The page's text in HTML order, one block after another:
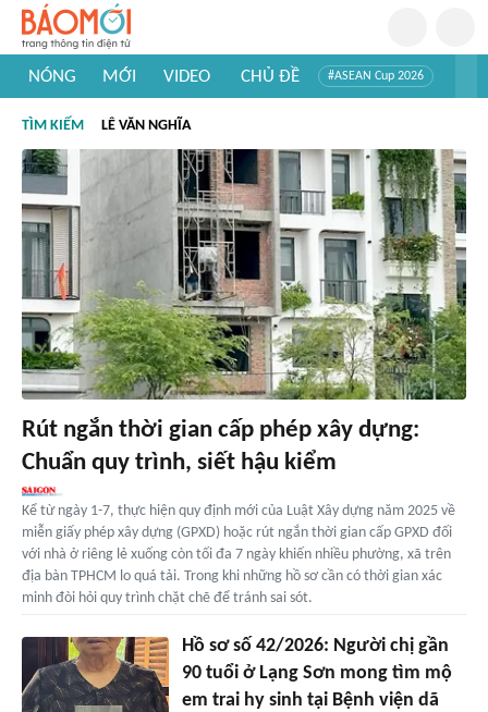
NÓNG MỚI VIDEO CHỦ ĐỀ #ASEAN Cup 2026
#Khám phá thế giới
TÌM KIẾM LÊ VĂN NGHĨA
Rút ngắn thời gian cấp phép xây dựng:
Chuẩn quy trình, siết hậu kiểm
Kể từ ngày 1-7, thực hiện quy định mới của Luật Xây dựng năm 2025 về
miễn giấy phép xây dựng (GPXD) hoặc rút ngắn thời gian cấp GPXD đối
với nhà ở riêng lẻ xuống còn tối đa 7 ngày khiến nhiều phường, xã trên
địa bàn TPHCM lo quá tải. Trong khi những hồ sơ cần có thời gian xác
minh đòi hỏi quy trình chặt chẽ để tránh sai sót.
Hồ sơ số 42/2026: Người chị gần
90 tuổi ở Lạng Sơn mong tìm mộ
em trai hy sinh tại Bệnh viện dã